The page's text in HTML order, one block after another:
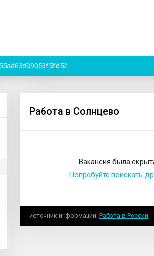
Работа в Солнцево
Вакансия была
Попробуйте поискать
источник информации Работа в России